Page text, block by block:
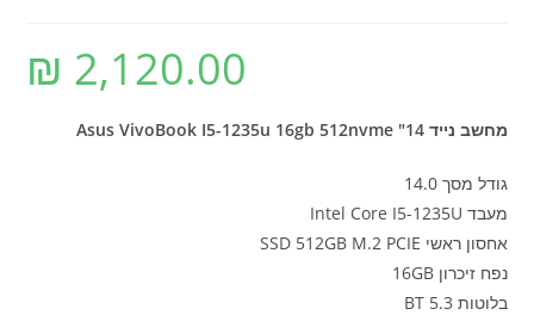
₪ 2,120.00
מחשב נייד Asus VivoBook I5-1235u 16gb 512nvme "14
גודל מסך 14.0
מעבד Intel Core I5-1235U
אחסון ראשי SSD 512GB M.2 PCIE
נפח זיכרון 16GB
בלוטות BT 5.3